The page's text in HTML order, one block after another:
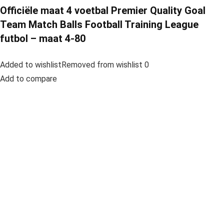
Officiële maat 4 voetbal Premier Quality Goal
Team Match Balls Football Training League
futbol – maat 4-80
Added to wishlistRemoved from wishlist 0
Add to compare